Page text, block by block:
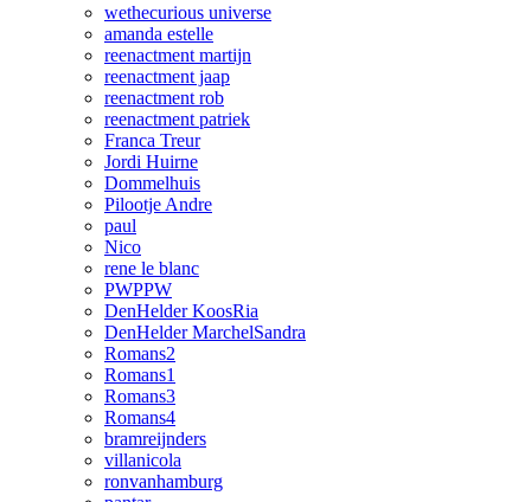
wethecurious universe
amanda estelle
reenactment martijn
reenactment jaap
reenactment rob
reenactment patriek
Franca Treur
Jordi Huirne
Dommelhuis
Pilootje Andre
paul
Nico
rene le blanc
PWPPW
DenHelder KoosRia
DenHelder MarchelSandra
Romans2
Romans1
Romans3
Romans4
bramreijnders
villanicola
ronvanhamburg